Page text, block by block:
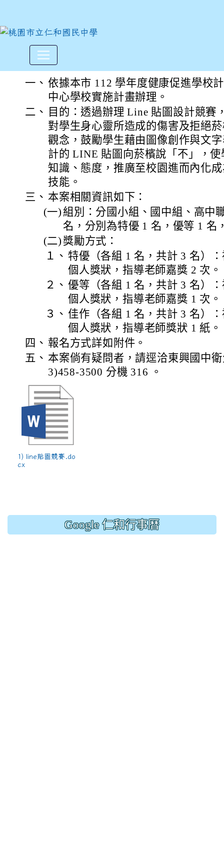
本市東興國中辦理112學年
一、 依據本市 112 學年度健康促進學校
中心學校實施計畫辦理。
二、
目的：透過辦理 Line 貼圖設計競賽
對學生身心靈所造成的傷害及拒絕
觀念，鼓勵學生藉由圖像創作與文
計的 LINE 貼圖向菸檳說「不」，
知識、態度，推廣至校園進而內化
技能。
三、 本案相關資訊如下：
(一) 組別：分國小組、國中組、高中
名，分別為特優 1 名，優等 1 名
(二) 獎勵方式：
１、 特優（各組 1 名，共計 3 名）
個人獎狀，指導老師嘉獎 2 次。
２、 優等（各組 1 名，共計 3 名）
個人獎狀，指導老師嘉獎 1 次。
３、 佳作（各組 1 名，共計 3 名）
個人獎狀，指導老師獎狀 1 紙。
四、 報名方式詳如附件。
五、 本案倘有疑問者，請逕洽東興國中
3)458-3500 分機 316 。
1) line貼圖競賽.do
cx
Google 仁和行事曆